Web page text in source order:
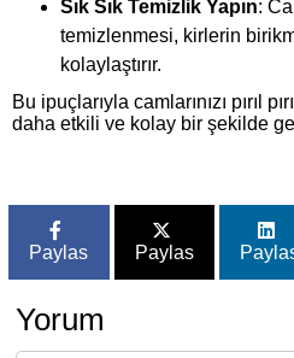
Sık Sık Temizlik Yapın:
temizlenmesi, kirlerin
kolaylaştırır.
Bu ipuçlarıyla camlarınızı pırıl
daha etkili ve kolay bir şekilde
Paylas Paylas
Yorum